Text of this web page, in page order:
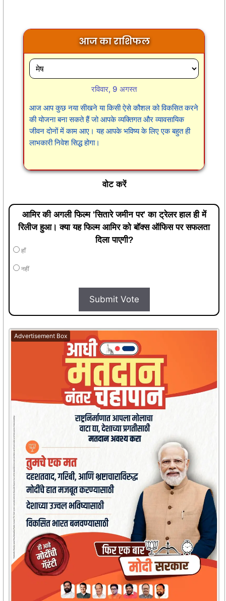
आज का राशिफल
रविवार, 9 अगस्त
आज आप कुछ नया सीखने या किसी ऐसे कौशल को विकसित करने
की योजना बना सकते हैं जो आपके व्यक्तिगत और व्यावसायिक
जीवन दोनों में काम आए। यह आपके भविष्य के लिए एक बहुत ही
लाभकारी निवेश सिद्ध होगा।
वोट करें
आमिर की अगली फिल्म 'सितारे जमीन पर' का ट्रेलर हाल ही में
रिलीज हुआ। क्या यह फिल्म आमिर को बॉक्स ऑफिस पर सफलता
दिला पाएगी?
हाँ
नहीं
Submit Vote
Advertisement Box